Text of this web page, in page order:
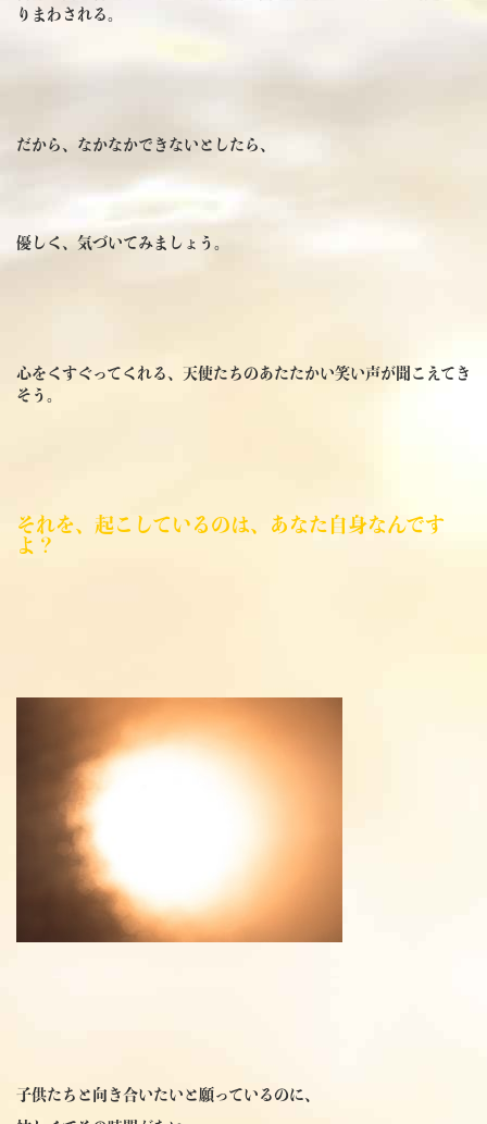
りまわされる。
だから、なかなかできないとしたら、
優しく、気づいてみましょう。
心をくすぐってくれる、天使たちのあたたかい笑い声が聞こえてき
そう。
それを、起こしているのは、あなた自身なんです
よ？
子供たちと向き合いたいと願っているのに、